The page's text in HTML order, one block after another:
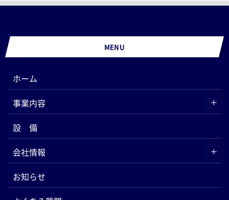
MENU
ホーム
事業内容
設 備
会社情報
お知らせ